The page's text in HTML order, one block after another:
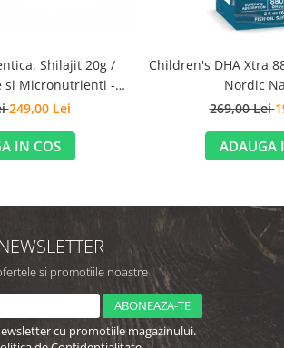
Shilajit 20g /
si Micronutrienti -
249,00 Lei
IN COS
Children's DHA Xtra
Nordic
269,00 Lei
ADAUGA
NEWSLETTER
si promotiile noastre
cu promotiile magazinului.